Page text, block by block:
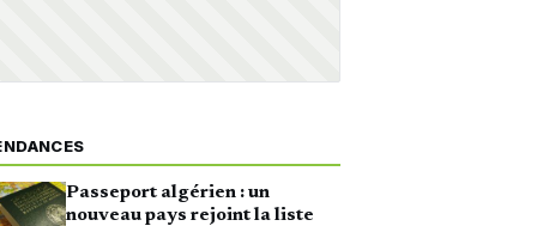
Passeport algérien : un
nouveau pays rejoint la liste